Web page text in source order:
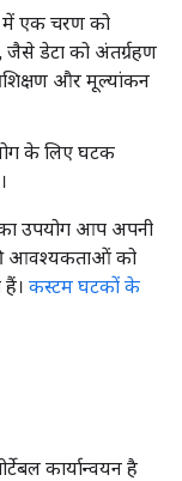
में एक चरण को
जैसे डेटा को अंतर्ग्रहण
और मूल्यांकन
के लिए घटक
उपयोग आप अपनी
आवश्यकताओं को
कस्टम घटकों के
कार्यान्वयन है